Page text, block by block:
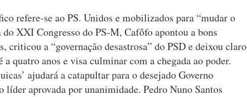
refere-se ao PS. Unidos e mobilizados para “mudar o
do XXI Congresso do PS-M, Cafôfo apontou a bons
criticou a “governação desastrosa” do PSD e deixou claro
a quatro anos e visa culminar com a chegada ao poder.
ajudará a catapultar para o desejado Governo
líder aprovada por unanimidade. Pedro Nuno Santos